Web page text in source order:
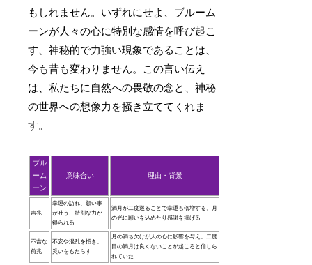
もしれません。いずれにせよ、ブルーム
ーンが人々の心に特別な感情を呼び起こ
す、神秘的で力強い現象であることは、
今も昔も変わりません。この言い伝え
は、私たちに自然への畏敬の念と、神秘
の世界への想像力を掻き立ててくれま
す。
ブル
ーム
ーン
意味合い 理由・背景
吉兆
幸運の訪れ、願い事
が叶う、特別な力が
得られる
満月が二度巡ることで幸運も倍増する、月
の光に願いを込めたり感謝を捧げる
不吉な
前兆
不安や混乱を招き、
災いをもたらす
月の満ち欠けが人の心に影響を与え、二度
目の満月は良くないことが起こると信じら
れていた